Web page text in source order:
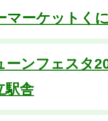
マーケットく
ーンフェスタ
駅舎